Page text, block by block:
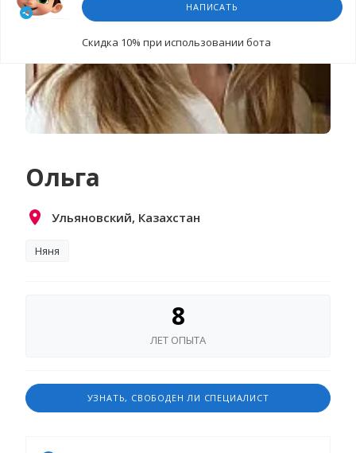
НАПИСАТЬ
Cкидка 10% при использовании бота
Ольга
Ульяновский, Казахстан
Няня
8
ЛЕТ ОПЫТА
УЗНАТЬ, СВОБОДЕН ЛИ СПЕЦИАЛИСТ